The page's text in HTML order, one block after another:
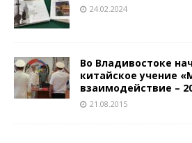
24.02.2024
Во Владивостоке
китайское учение
взаимодействие –
21.08.2015